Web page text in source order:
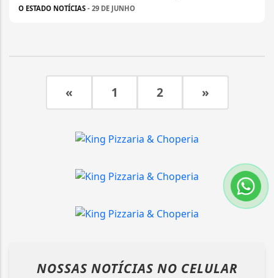
O ESTADO NOTÍCIAS - 29 DE JUNHO
« 1 2 »
NOSSAS NOTÍCIAS NO CELULAR